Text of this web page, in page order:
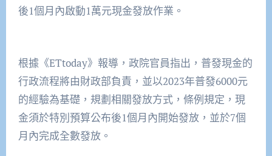
後1個月內啟動1萬元現金發放作業。
根據《ETtoday》報導，政院官員指出，普發現金的
行政流程將由財政部負責，並以2023年普發6000元
的經驗為基礎，規劃相關發放方式，條例規定，現
金須於特別預算公布後1個月內開始發放，並於7個
月內完成全數發放。